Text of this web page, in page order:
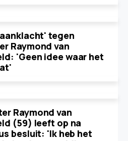
tegen
Raymond van
'Geen idee waar het
Raymond van
(59) leeft op na
besluit: 'Ik heb het